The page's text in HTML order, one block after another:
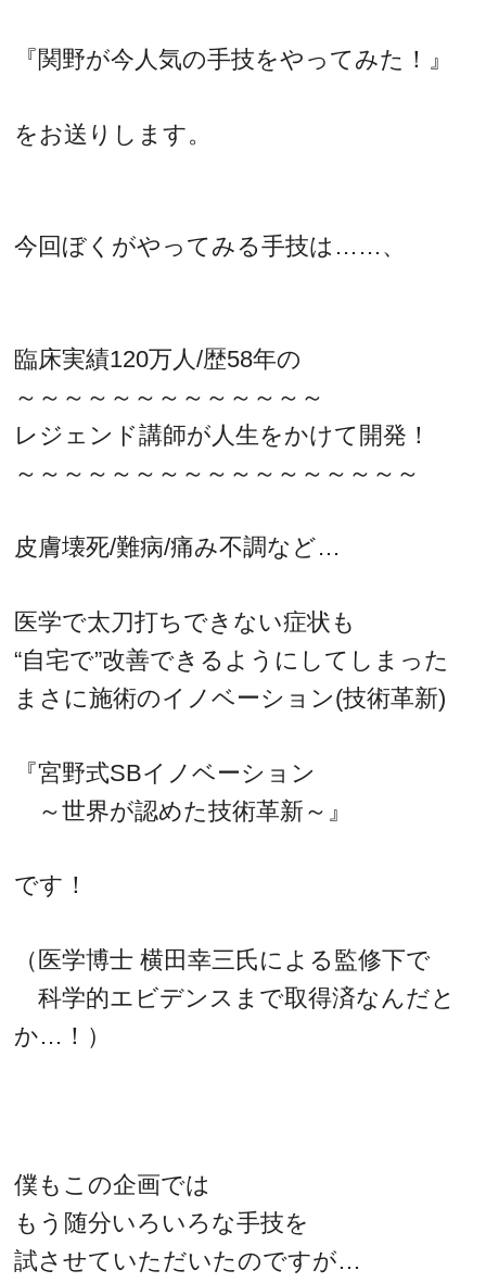
『関野が今人気の手技をやってみた！』
をお送りします。
今回ぼくがやってみる手技は……、
臨床実績120万人/歴58年の
～～～～～～～～～～～～～
レジェンド講師が人生をかけて開発！
～～～～～～～～～～～～～～～～～
皮膚壊死/難病/痛み不調など…
医学で太刀打ちできない症状も
“自宅で”改善できるようにしてしまった
まさに施術のイノベーション(技術革新)
『宮野式SBイノベーション
～世界が認めた技術革新～』
です！
（医学博士 横田幸三氏による監修下で
科学的エビデンスまで取得済なんだと
か…！）
僕もこの企画では
もう随分いろいろな手技を
試させていただいたのですが…